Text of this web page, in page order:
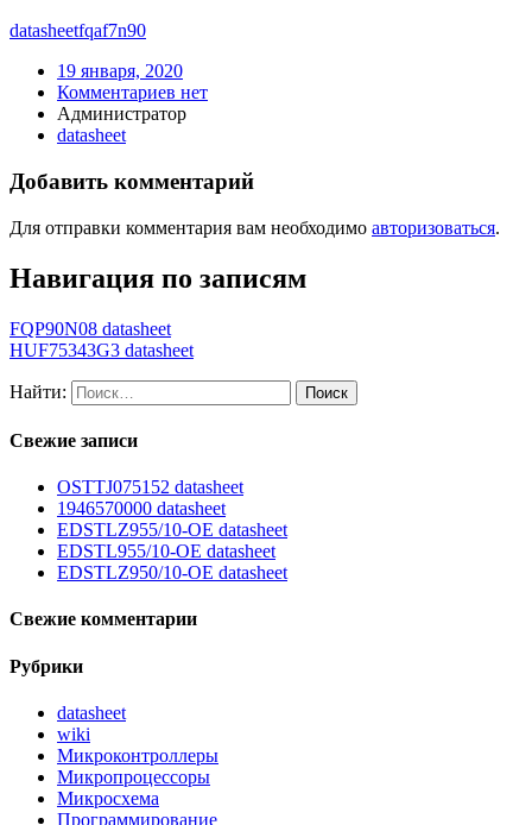
datasheetfqaf7n90
19 января, 2020
Комментариев нет
Администратор
datasheet
Добавить комментарий
Для отправки комментария вам необходимо авторизоваться.
Навигация по записям
FQP90N08 datasheet
HUF75343G3 datasheet
Найти:
Свежие записи
OSTTJ075152 datasheet
1946570000 datasheet
EDSTLZ955/10-OE datasheet
EDSTL955/10-OE datasheet
EDSTLZ950/10-OE datasheet
Свежие комментарии
Рубрики
datasheet
wiki
Микроконтроллеры
Микропроцессоры
Микросхема
Программирование